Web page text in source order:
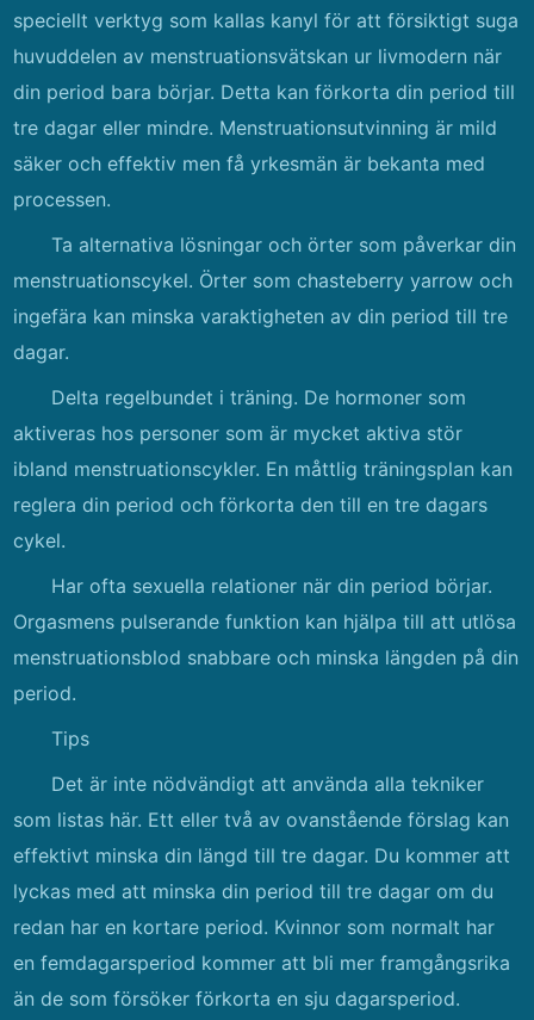
speciellt verktyg som kallas kanyl för att försiktigt suga
huvuddelen av menstruationsvätskan ur livmodern när
din period bara börjar. Detta kan förkorta din period till
tre dagar eller mindre. Menstruationsutvinning är mild
säker och effektiv men få yrkesmän är bekanta med
processen.
Ta alternativa lösningar och örter som påverkar din
menstruationscykel. Örter som chasteberry yarrow och
ingefära kan minska varaktigheten av din period till tre
dagar.
Delta regelbundet i träning. De hormoner som
aktiveras hos personer som är mycket aktiva stör
ibland menstruationscykler. En måttlig träningsplan kan
reglera din period och förkorta den till en tre dagars
cykel.
Har ofta sexuella relationer när din period börjar.
Orgasmens pulserande funktion kan hjälpa till att utlösa
menstruationsblod snabbare och minska längden på din
period.
Tips
Det är inte nödvändigt att använda alla tekniker
som listas här. Ett eller två av ovanstående förslag kan
effektivt minska din längd till tre dagar. Du kommer att
lyckas med att minska din period till tre dagar om du
redan har en kortare period. Kvinnor som normalt har
en femdagarsperiod kommer att bli mer framgångsrika
än de som försöker förkorta en sju dagarsperiod.